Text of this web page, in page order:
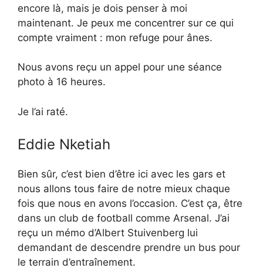
encore là, mais je dois penser à moi
maintenant. Je peux me concentrer sur ce qui
compte vraiment : mon refuge pour ânes.
Nous avons reçu un appel pour une séance
photo à 16 heures.
Je l’ai raté.
Eddie Nketiah
Bien sûr, c’est bien d’être ici avec les gars et
nous allons tous faire de notre mieux chaque
fois que nous en avons l’occasion. C’est ça, être
dans un club de football comme Arsenal. J’ai
reçu un mémo d’Albert Stuivenberg lui
demandant de descendre prendre un bus pour
le terrain d’entraînement.